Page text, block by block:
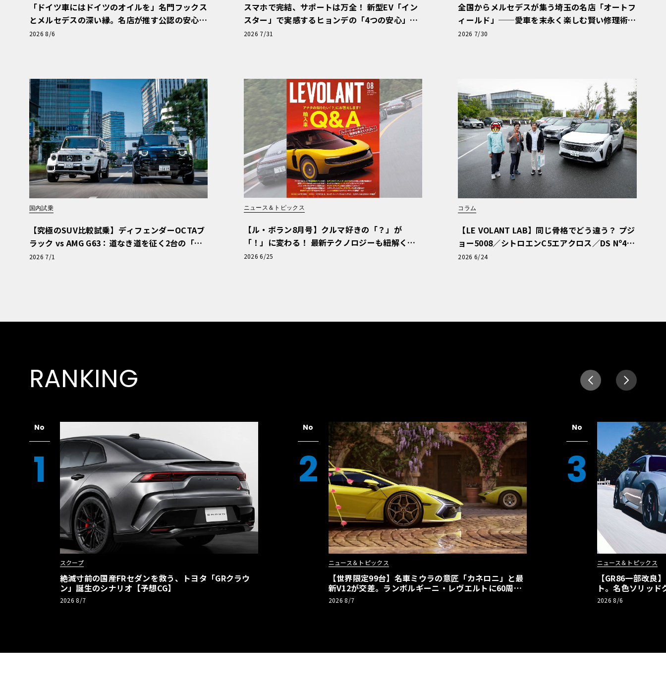
「ドイツ車にはドイツのオイルを」名門フックス
とメルセデスの深い縁。名店が推す公認の安心
と、Cクラスで味わうシルキーな走り〈PR〉
2026 8/6
スマホで完結、サポートは万全！ 新型EV「イン
スター」で実感するヒョンデの「4つの安心」
【第1回・ヒョンデ6つの疑問：Why? Hyunda
2026 7/31
全国からメルセデスが集う埼玉の名店「オートフ
ィールド」──愛車を末永く楽しむ賢い修理術
と、プロがフックス製オイルを選ぶ理由〈PR〉
2026 7/30
国内試乗
【究極のSUV比較試乗】ディフェンダーOCTAブ
ラック vs AMG G63：道なき道を征く2台の「対
極的アプローチ」
2026 7/1
ニュース＆トピックス
【ル・ボラン8月号】クルマ好きの「？」が
「！」に変わる！ 最新テクノロジーも紐解く
「輸入車Q&A」
2026 6/25
コラム
【LE VOLANT LAB】同じ骨格でどう違う？ プジ
ョー5008／シトロエンC5エアクロス／DS Nº4
読者一気乗りレポート
2026 6/24
RANKING
No
1
スクープ
絶滅寸前の国産FRセダンを救う、トヨタ「GRクラウ
ン」誕生のシナリオ【予想CG】
2026 8/7
No
2
ニュース＆トピックス
【世界限定99台】名車ミウラの意匠「カネロニ」と最
新V12が交差。ランボルギーニ・レヴエルトに60周年
記念車が登場
2026 8/7
No
3
ニュース＆トピックス
【GR86一部改良
ト。名色ソリッ
極みへ
2026 8/6